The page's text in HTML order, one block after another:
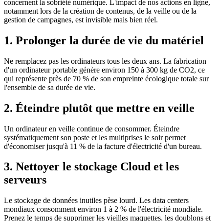
concernent la sobriété numérique. L'impact de nos actions en ligne,
notamment lors de la création de contenus, de la veille ou de la
gestion de campagnes, est invisible mais bien réel.
1. Prolonger la durée de vie du matériel
Ne remplacez pas les ordinateurs tous les deux ans. La fabrication
d'un ordinateur portable génère environ 150 à 300 kg de CO2, ce
qui représente près de 70 % de son empreinte écologique totale sur
l'ensemble de sa durée de vie.
2. Éteindre plutôt que mettre en veille
Un ordinateur en veille continue de consommer. Éteindre
systématiquement son poste et les multiprises le soir permet
d'économiser jusqu'à 11 % de la facture d'électricité d'un bureau.
3. Nettoyer le stockage Cloud et les
serveurs
Le stockage de données inutiles pèse lourd. Les data centers
mondiaux consomment environ 1 à 2 % de l'électricité mondiale.
Prenez le temps de supprimer les vieilles maquettes, les doublons et